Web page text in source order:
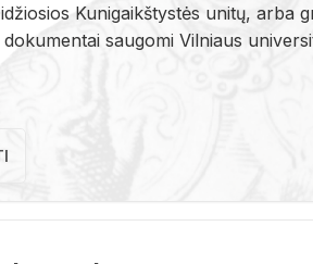
Kunigaikštystės unitų, arba
saugomi Vilniaus